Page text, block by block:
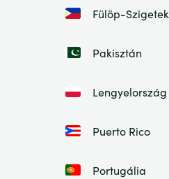
Fülöp-Szigetek
Pakisztán
Lengyelország
Puerto Rico
Portugália